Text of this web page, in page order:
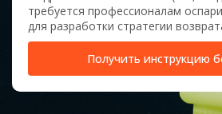
требуется профессионалам
для разработки стратегии
Получить инструкцию